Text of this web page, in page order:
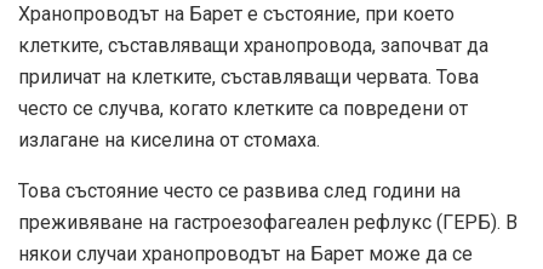
Хранопроводът на Барет е състояние, при което
клетките, съставляващи хранопровода, започват да
приличат на клетките, съставляващи червата. Това
често се случва, когато клетките са повредени от
излагане на киселина от стомаха.
Това състояние често се развива след години на
преживяване на гастроезофагеален рефлукс (ГЕРБ). В
някои случаи хранопроводът на Барет може да се